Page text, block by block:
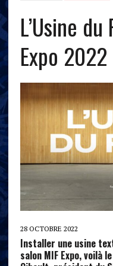
L’Usine
Expo 2022
28 OCTOBRE 2022
Installer une usine
salon MIF Expo, voilà